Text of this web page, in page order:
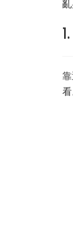
看